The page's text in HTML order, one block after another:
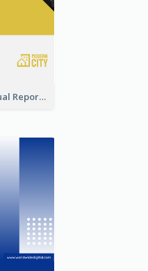
Professional Annual Report Reports